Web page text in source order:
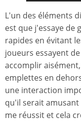
L'un des éléments
est que j'essaye de
rapides en évitant
joueurs essayent
accomplir
emplettes en
une interaction
qu'il serait amusant
me réussit et cela